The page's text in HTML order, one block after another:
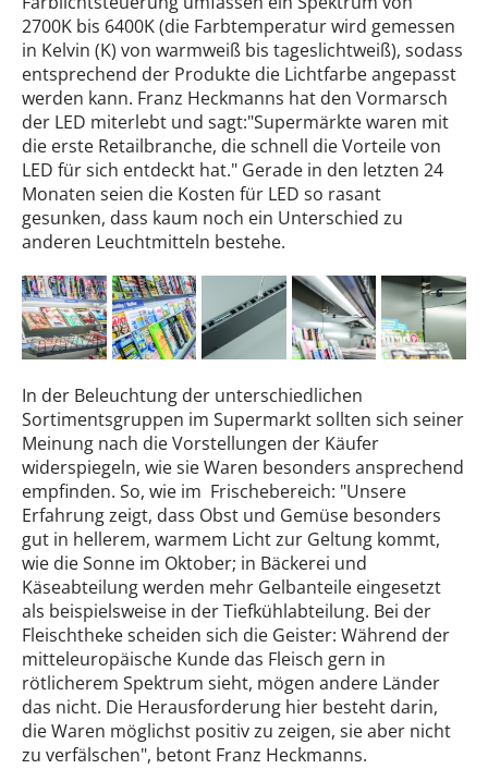
2700K bis 6400K (die Farbtemperatur wird gemessen
in Kelvin (K) von warmweiß bis tageslichtweiß), sodass
entsprechend der Produkte die Lichtfarbe angepasst
werden kann. Franz Heckmanns hat den Vormarsch
der LED miterlebt und sagt:"Supermärkte waren mit
die erste Retailbranche, die schnell die Vorteile von
LED für sich entdeckt hat." Gerade in den letzten 24
Monaten seien die Kosten für LED so rasant
gesunken, dass kaum noch ein Unterschied zu
anderen Leuchtmitteln bestehe.
In der Beleuchtung der unterschiedlichen
Sortimentsgruppen im Supermarkt sollten sich seiner
Meinung nach die Vorstellungen der Käufer
widerspiegeln, wie sie Waren besonders ansprechend
empfinden. So, wie im Frischebereich: "Unsere
Erfahrung zeigt, dass Obst und Gemüse besonders
gut in hellerem, warmem Licht zur Geltung kommt,
wie die Sonne im Oktober; in Bäckerei und
Käseabteilung werden mehr Gelbanteile eingesetzt
als beispielsweise in der Tiefkühlabteilung. Bei der
Fleischtheke scheiden sich die Geister: Während der
mitteleuropäische Kunde das Fleisch gern in
rötlicherem Spektrum sieht, mögen andere Länder
das nicht. Die Herausforderung hier besteht darin,
die Waren möglichst positiv zu zeigen, sie aber nicht
zu verfälschen", betont Franz Heckmanns.